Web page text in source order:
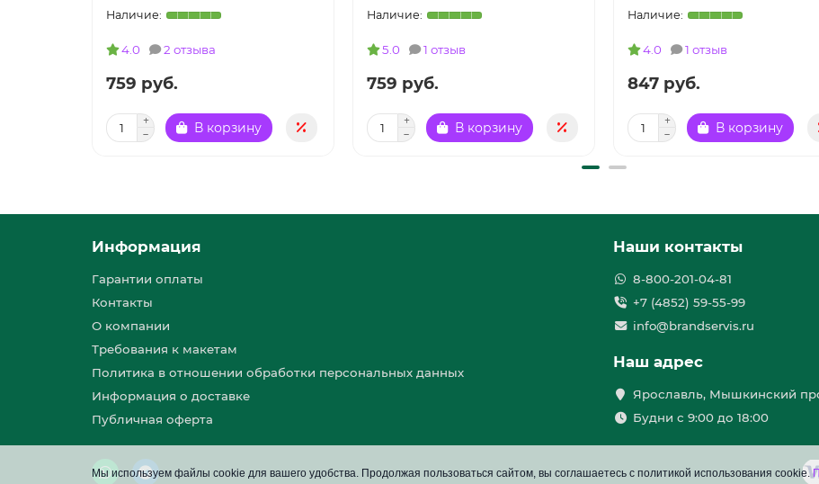
4.0 2 отзыва
759 руб.
В корзину
5.0 1 отзыв
759 руб.
В корзину
4.0 1 отзыв
847 руб.
В корзину
Мы используем файлы cookie для вашего удобства. Продолжая пользоваться сайтом, вы соглашаетесь с политикой использования cookie.
Информация
Гарантии оплаты
Контакты
О компании
Требования к макетам
Политика в отношении обработки персональных данных
Информация о доставке
Публичная оферта
Наши контакты
8-800-201-04-81
+7 (4852) 59-55-99
info@brandservis.ru
Наш адрес
Ярославль, Мышкинский
Будни с 9:00 до 18:00